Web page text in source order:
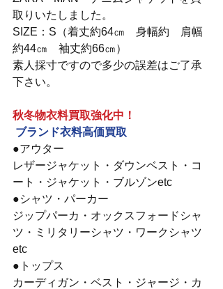
取りいたしました。
SIZE：S（着丈約64㎝　身幅約　肩幅
約44㎝　袖丈約66㎝）
素人採寸ですので多少の誤差はご了承
下さい。
秋冬物衣料買取強化中！
ブランド衣料高価買取
●アウター
レザージャケット・ダウンベスト・コ
ート・ジャケット・ブルゾンetc
●シャツ・パーカー
ジップパーカ・オックスフォードシャ
ツ・ミリタリーシャツ・ワークシャツ
etc
●トップス
カーディガン・ベスト・ジャージ・カ